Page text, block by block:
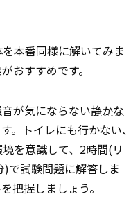
本番同様に解いてみま
おすすめです。
が気にならない静かな
。トイレにも行かない、
を意識して、2時間(リ
で試験問題に解答しま
把握しましょう。